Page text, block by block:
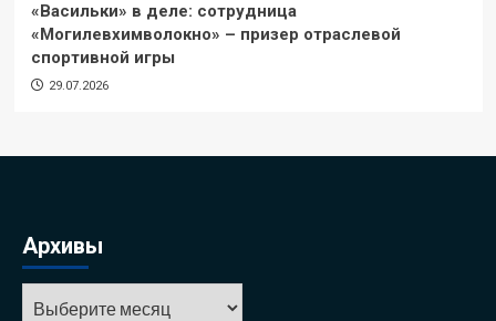
«Васильки» в деле: сотрудница
«Могилевхимволокно» – призер отраслевой
спортивной игры
29.07.2026
Архивы